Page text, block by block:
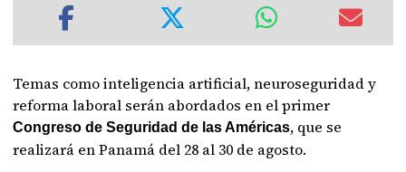
Temas como inteligencia artificial, neuroseguridad y
reforma laboral serán abordados en el primer
Congreso de Seguridad de las Américas, que se
realizará en Panamá del 28 al 30 de agosto.